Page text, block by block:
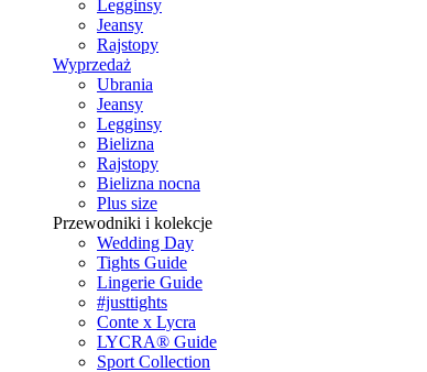
Legginsy
Jeansy
Rajstopy
Wyprzedaż
Ubrania
Jeansy
Legginsy
Bielizna
Rajstopy
Bielizna nocna
Plus size
Przewodniki i kolekcje
Wedding Day
Tights Guide
Lingerie Guide
#justtights
Conte x Lycra
LYCRA® Guide
Sport Сollection